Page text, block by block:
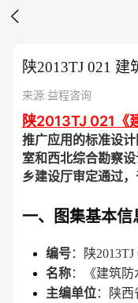

陕2013TJ 021 建
来源:益程咨询
陕2013TJ 021《
推广应用的标准设
室和西北综合勘察
乡建设厅审定通过
一、图集基本信
编号：陕2013TJ
名称：《建筑防
主编单位：陕